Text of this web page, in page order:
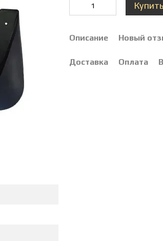
Купить
Описание Новый
Доставка Оплата